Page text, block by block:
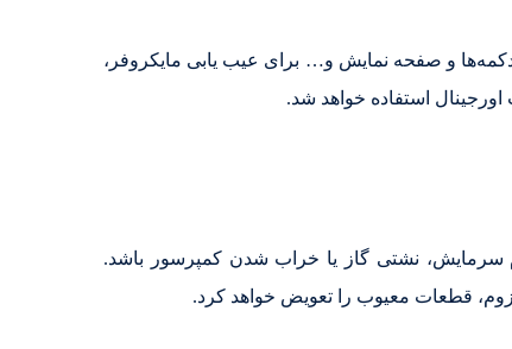
و صفحه نمایش و… برای عیب یابی مایکروفر،
استفاده خواهد شد.
سرمایش، نشتی گاز یا خراب شدن کمپرسور باشد.
قطعات معیوب را تعویض خواهد کرد.